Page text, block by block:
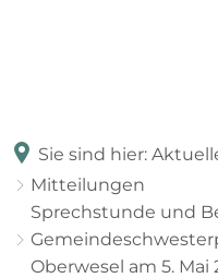
Sie sind hier:
Mitteilungen
Sprechstunde und
Oberwesel am 5. Mai